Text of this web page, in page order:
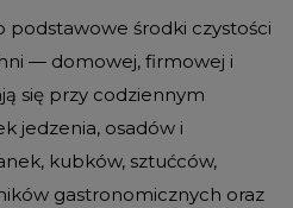
podstawowe środki czystości
— domowej, firmowej i
się przy codziennym
jedzenia, osadów i
kubków, sztućców,
gastronomicznych oraz